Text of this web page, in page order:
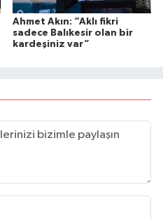
Ahmet Akın: “Aklı fikri
sadece Balıkesir olan bir
kardeşiniz var”